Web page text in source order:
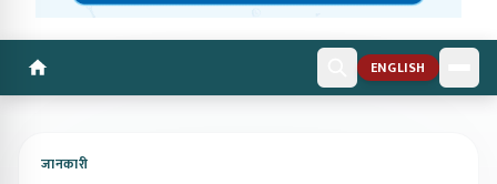
ENGLISH
जानकारी